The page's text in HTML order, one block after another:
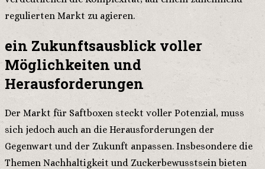
regulierten Markt zu agieren.
ein Zukunftsausblick voller
Möglichkeiten und
Herausforderungen
Der Markt für Saftboxen steckt voller Potenzial, muss
sich jedoch auch an die Herausforderungen der
Gegenwart und der Zukunft anpassen. Insbesondere die
Themen Nachhaltigkeit und Zuckerbewusstsein bieten